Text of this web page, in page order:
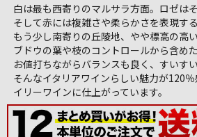
白は最も西寄りのマルサラ方面。ロゼは
そして赤には複雑さや柔らかさを表現す
もう少し南寄りの丘陵地、やや標高の高い
ブドウの葉や枝のコントロールから含め
お値打ちながらバランスも良く、すいす
そんなイタリアワインらしい魅力が120
イリーワインに仕上がっています。